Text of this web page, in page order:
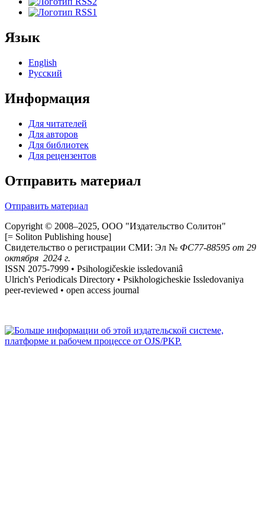
Язык
English
Русский
Информация
Для читателей
Для авторов
Для библиотек
Для рецензентов
Отправить материал
Отправить материал
Copyright © 2008–2025, ООО "Издательство Солитон"
[= Soliton Publishing house]
Свидетельство о регистрации СМИ: Эл № ФС77-88595 от 29
октября 2024 г.
ISSN 2075-7999 • Psihologičeskie issledovaniâ
Ulrich's Periodicals Directory • Psikhologicheskie Issledovaniya
peer-reviewed • open access journal